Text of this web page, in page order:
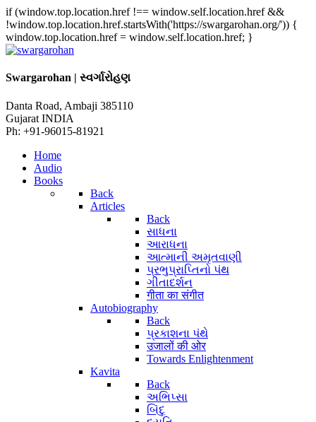
if (window.top.location.href !== window.self.location.href &&
!window.top.location.href.startsWith('https://swargarohan.org/')) {
window.top.location.href = window.self.location.href; }
Swargarohan | સ્વર્ગારોહણ
Danta Road, Ambaji 385110
Gujarat INDIA
Ph: +91-96015-81921
Home
Audio
Books
Back
Articles
Back
સાધના
આરાધના
આત્માની અમૃતવાણી
પ્રભુપ્રાપ્તિનો પંથ
ગીતાદર્શન
गीता का संगीत
Autobiography
Back
પ્રકાશના પંથે
उजालों की ओर
Towards Enlightenment
Kavita
Back
અભિપ્સા
બિંદુ